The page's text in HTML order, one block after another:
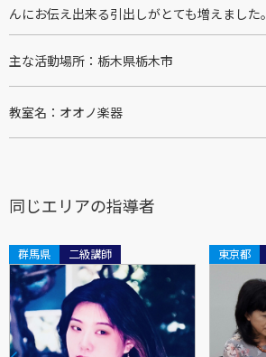
んにお伝え出来る引出しがとても増えました。
主な活動場所 栃木県栃木市
教室名 オオノ楽器
同じエリアの指導者
群馬県 二級講師 東京都